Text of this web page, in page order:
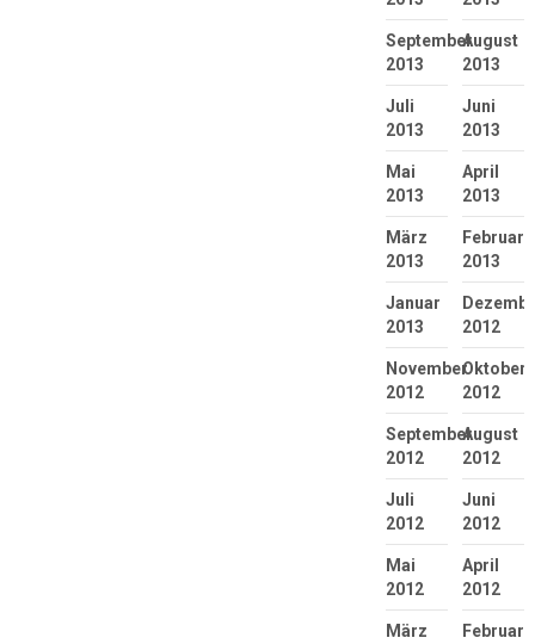
September
2013
August
2013
Juli
2013
Juni
2013
Mai
2013
April
2013
März
2013
Februar
2013
Januar
2013
2012
November
2012
Oktober
2012
September
2012
August
2012
Juli
2012
Juni
2012
Mai
2012
April
2012
März
Februar